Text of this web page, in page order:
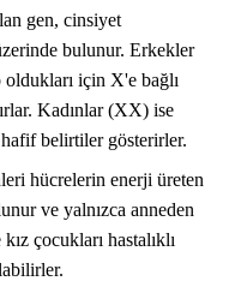
gen, cinsiyet
bulunur. Erkekler
için X'e bağlı
Kadınlar (XX) ise
hafif belirtiler gösterirler.
hücrelerin enerji üreten
ve yalnızca anneden
çocukları hastalıklı